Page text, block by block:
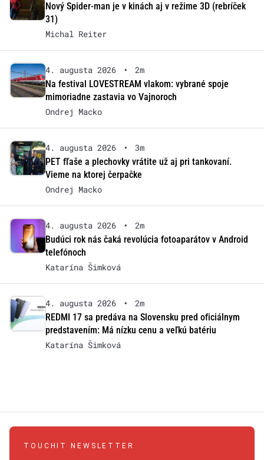
Nový Spider-man je v kinách aj v režime 3D (rebríček
31)
Michal Reiter
4. augusta 2026 •
2m
Na festival LOVESTREAM vlakom: vybrané spoje
mimoriadne zastavia vo Vajnoroch
Ondrej Macko
4. augusta 2026 •
3m
PET fľaše a plechovky vrátite už aj pri tankovaní.
Vieme na ktorej čerpačke
Ondrej Macko
4. augusta 2026 •
2m
Budúci rok nás čaká revolúcia fotoaparátov v Android
telefónoch
Katarína Šimková
4. augusta 2026 •
2m
REDMI 17 sa predáva na Slovensku pred oficiálnym
predstavením: Má nízku cenu a veľkú batériu
Katarína Šimková
TOUCHIT NEWSLETTER